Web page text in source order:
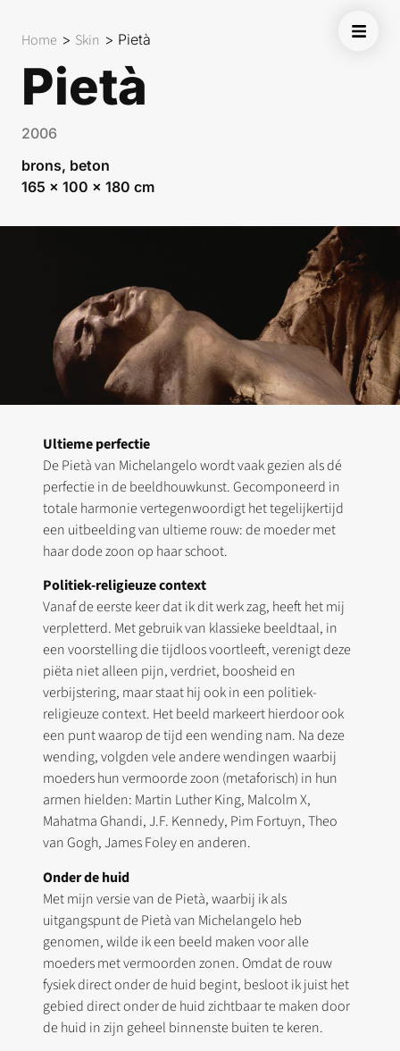
Home > Skin > Pietà
Pietà
2006
brons, beton
165 x 100 x 180 cm
Ultieme perfectie
De Pietà van Michelangelo wordt vaak gezien als dé
perfectie in de beeldhouwkunst. Gecomponeerd in
totale harmonie vertegenwoordigt het tegelijkertijd
een uitbeelding van ultieme rouw: de moeder met
haar dode zoon op haar schoot.
Politiek-religieuze context
Vanaf de eerste keer dat ik dit werk zag, heeft het mij
verpletterd. Met gebruik van klassieke beeldtaal, in
een voorstelling die tijdloos voortleeft, verenigt deze
piëta niet alleen pijn, verdriet, boosheid en
verbijstering, maar staat hij ook in een politiek-
religieuze context. Het beeld markeert hierdoor ook
een punt waarop de tijd een wending nam. Na deze
wending, volgden vele andere wendingen waarbij
moeders hun vermoorde zoon (metaforisch) in hun
armen hielden: Martin Luther King, Malcolm X,
Mahatma Ghandi, J.F. Kennedy, Pim Fortuyn, Theo
van Gogh, James Foley en anderen.
Onder de huid
Met mijn versie van de Pietà, waarbij ik als
uitgangspunt de Pietà van Michelangelo heb
genomen, wilde ik een beeld maken voor alle
moeders met vermoorden zonen. Omdat de rouw
fysiek direct onder de huid begint, besloot ik juist het
gebied direct onder de huid zichtbaar te maken door
de huid in zijn geheel binnenste buiten te keren.